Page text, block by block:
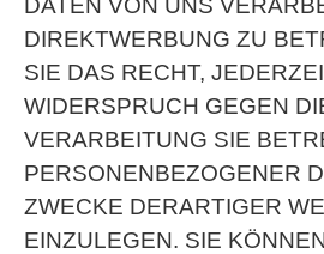
DIREKTWERBUNG ZU
SIE DAS RECHT,
WIDERSPRUCH GEGEN
VERARBEITUNG SIE
PERSONENBEZOGENER
ZWECKE DERARTIGER
EINZULEGEN. SIE